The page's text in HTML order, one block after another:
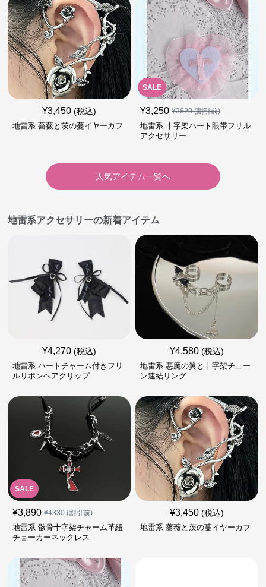
¥3,450 (税込)
地雷系 薔薇と茨の蔓イヤーカフ
SALE
¥3,250 ¥3620(割引前)
地雷系 十字架ハート眼帯フリル
アクセサリー
人気アイテム一覧へ
地雷系アクセサリーの新着アイテム
¥4,270 (税込)
地雷系 ハートチャーム付きフリ
ルリボンヘアクリップ
¥4,580 (税込)
地雷系 悪魔の翼と十字架チェー
ン連結リング
SALE
¥3,890 ¥4330(割引前)
地雷系 骸骨十字架チャーム革紐
チョーカーネックレス
¥3,450 (税込)
地雷系 薔薇と茨の蔓イヤーカフ